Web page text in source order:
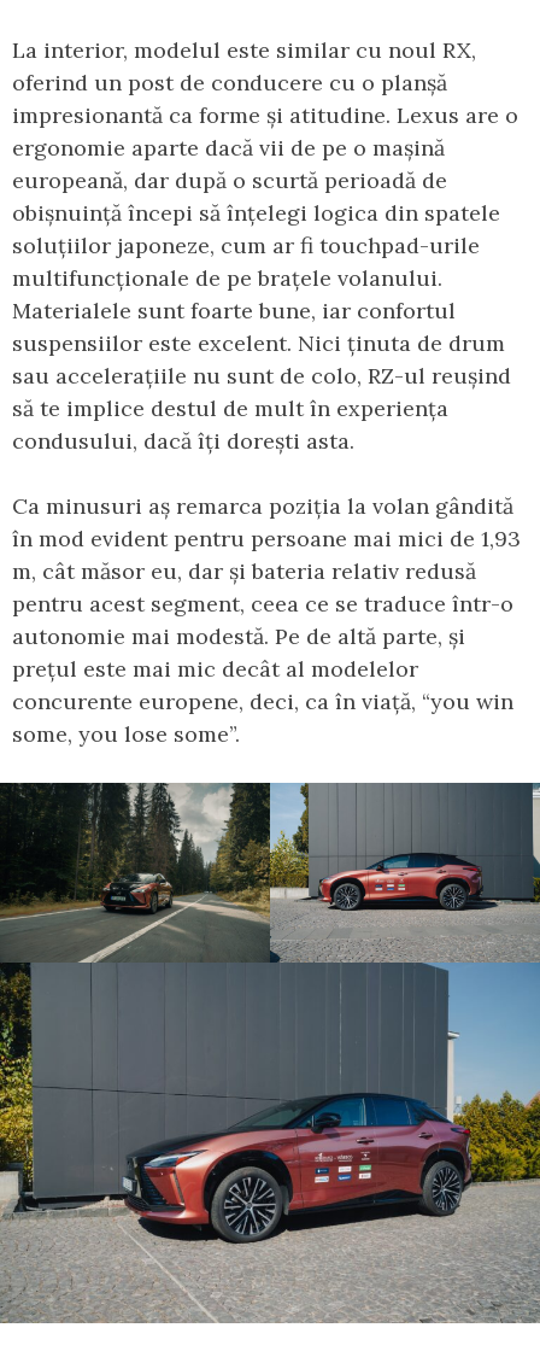
La interior, modelul este similar cu noul RX,
oferind un post de conducere cu o planșă
impresionantă ca forme și atitudine. Lexus are o
ergonomie aparte dacă vii de pe o mașină
europeană, dar după o scurtă perioadă de
obișnuință începi să înțelegi logica din spatele
soluțiilor japoneze, cum ar fi touchpad-urile
multifuncționale de pe brațele volanului.
Materialele sunt foarte bune, iar confortul
suspensiilor este excelent. Nici ținuta de drum
sau accelerațiile nu sunt de colo, RZ-ul reușind
să te implice destul de mult în experiența
condusului, dacă îți dorești asta.
Ca minusuri aș remarca poziția la volan gândită
în mod evident pentru persoane mai mici de 1,93
m, cât măsor eu, dar și bateria relativ redusă
pentru acest segment, ceea ce se traduce într-o
autonomie mai modestă. Pe de altă parte, și
prețul este mai mic decât al modelelor
concurente europene, deci, ca în viață, “you win
some, you lose some”.